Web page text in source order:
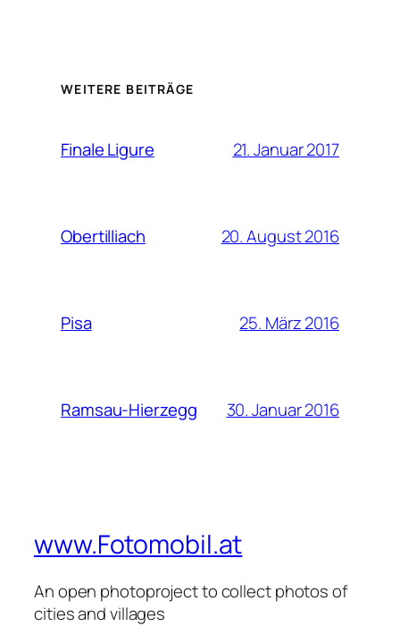
WEITERE BEITRÄGE
Finale Ligure 21. Januar 2017
Obertilliach 20. August 2016
Pisa 25. März 2016
Ramsau-Hierzegg 30. Januar 2016
www.Fotomobil.at
An open photoproject to collect photos of
cities and villages